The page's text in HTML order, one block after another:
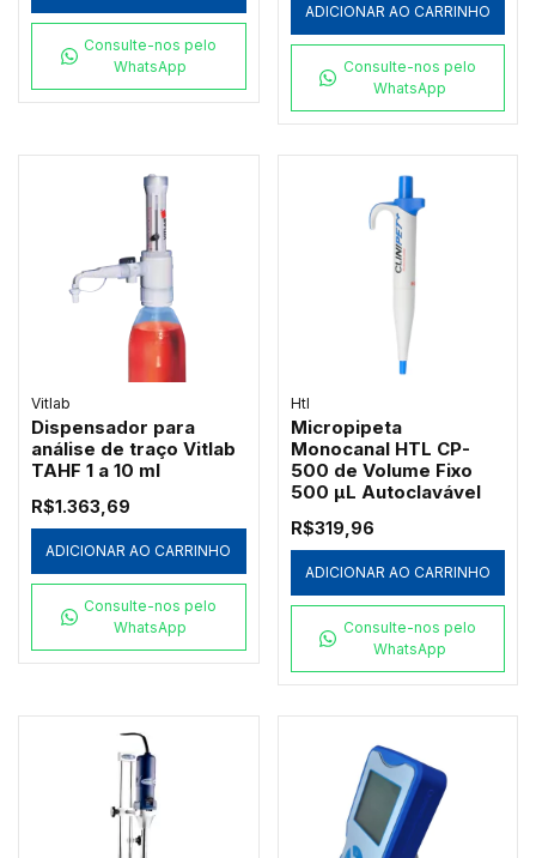
Consulte-nos pelo
WhatsApp
ADICIONAR AO CARRINHO
Consulte-nos pelo
WhatsApp
Vitlab
Dispensador para
análise de traço Vitlab
TAHF 1 a 10 ml
R$1.363,69
ADICIONAR AO CARRINHO
Consulte-nos pelo
WhatsApp
Htl
Micropipeta
Monocanal HTL CP-
500 de Volume Fixo
500 µL Autoclavável
R$319,96
ADICIONAR AO CARRINHO
Consulte-nos pelo
WhatsApp